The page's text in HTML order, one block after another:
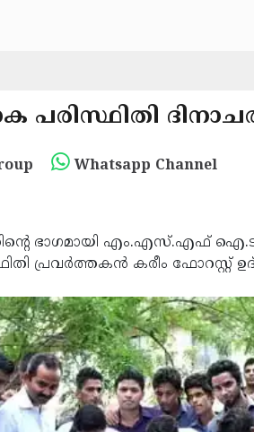
Whatsapp Channel
ഭാഗമായി എം.എസ്.എഫ്
പ്രവര്‍ത്തകന്‍ കരീം ഫോറസ്റ്റ്